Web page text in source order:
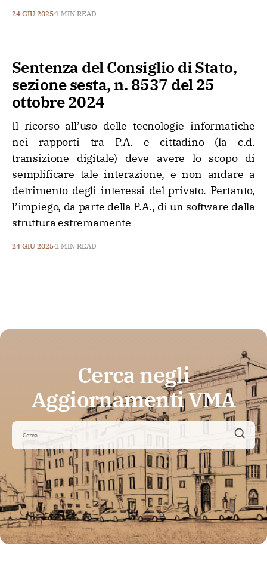
24 GIU 2025 1 MIN READ
Sentenza del Consiglio di Stato,
sezione sesta, n. 8537 del 25
ottobre 2024
Il ricorso all’uso delle tecnologie informatiche
nei rapporti tra P.A. e cittadino (la c.d.
transizione digitale) deve avere lo scopo di
semplificare tale interazione, e non andare a
detrimento degli interessi del privato. Pertanto,
l’impiego, da parte della P.A., di un software dalla
struttura estremamente
24 GIU 2025 1 MIN READ
Cerca negli
Aggiornamenti VMA